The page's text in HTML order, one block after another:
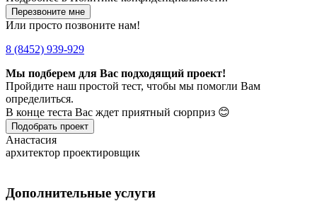
Перезвоните мне
Или просто позвоните нам!
8 (8452) 939-929
Мы подберем для Вас подходящий проект!
Пройдите наш простой тест, чтобы мы помогли Вам
определиться.
В конце теста Вас ждет приятный сюрприз 😊
Подобрать проект
Анастасия
архитектор проектировщик
Дополнительные услуги